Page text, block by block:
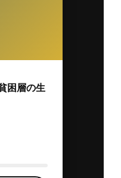
困層の生